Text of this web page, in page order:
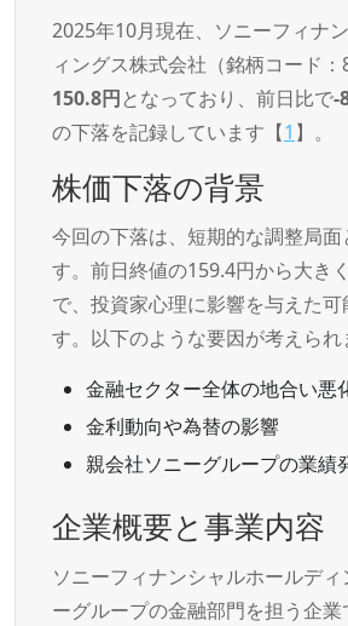
2025年10月現在、ソニーフィナ
ィングス株式会社（銘柄コード
150.8円となっており、前日比で-
の下落を記録しています【1 】。
株価下落の背景
今回の下落は、短期的な調整局面
す。前日終値の159.4円から大き
で、投資家心理に影響を与えた可
す。以下のような要因が考えられ
金融セクター全体の地合い悪
金利動向や為替の影響
親会社ソニーグループの業績
企業概要と事業内容
ソニーフィナンシャルホールデ
ーグループの金融部門を担う企